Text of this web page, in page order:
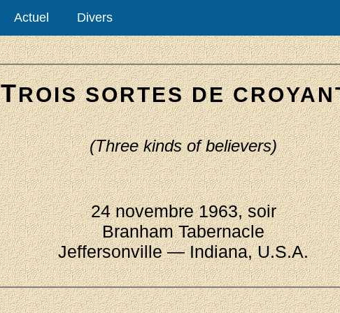
Actuel Divers
TROIS SORTES DE
(Three kinds of believers)
24 novembre 1963, soir
Branham Tabernacle
Jeffersonville — Indiana, U.S.A.